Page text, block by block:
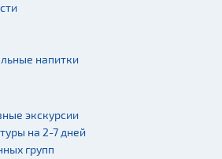
напитки
экскурсии
на 2-7 дней
групп